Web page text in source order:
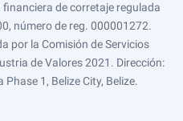
de corretaje regulada
número de reg. 000001272.
por la Comisión de Servicios
de Valores 2021. Dirección:
1, Belize City, Belize.